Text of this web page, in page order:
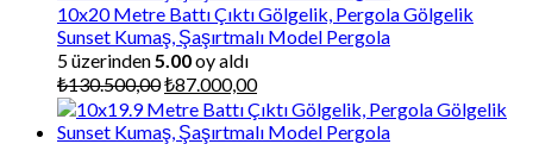
10x20 Metre Battı Çıktı Gölgelik, Pergola Gölgelik
Sunset Kumaş, Şaşırtmalı Model Pergola
5 üzerinden 5.00oy aldı
₺130.500,00Orijinal
fiyat:
₺130.500,00.
₺87.000,00Şu
andaki
fiyat: